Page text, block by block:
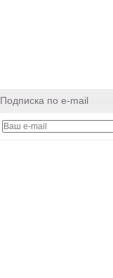
Подписка по e-mail